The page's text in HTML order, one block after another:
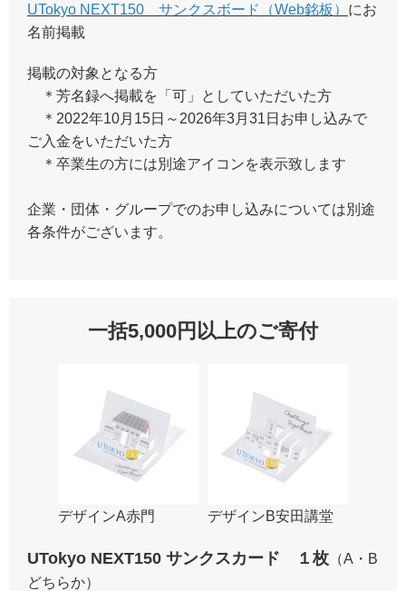
UTokyo NEXT150 サンクスボード（Web銘板） にお
名前掲載
掲載の対象となる方
＊芳名録へ掲載を「可」としていただいた方
＊2022年10月15日～2026年3月31日お申し込みで
ご入金をいただいた方
＊卒業生の方には別途アイコンを表示致します
企業・団体・グループでのお申し込みについては別途
各条件がございます。
一括5,000円以上のご寄付
デザインA赤門 デザインB安田講堂
UTokyo NEXT150 サンクスカード １枚 （A・B
どちらか）